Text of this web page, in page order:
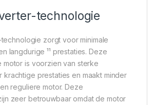
technologie
zorgt voor minimale
langdurige ¹¹ prestaties. Deze
motor is voorzien van sterke
krachtige prestaties en maakt minder
reguliere motor. Deze
zeer betrouwbaar omdat de motor